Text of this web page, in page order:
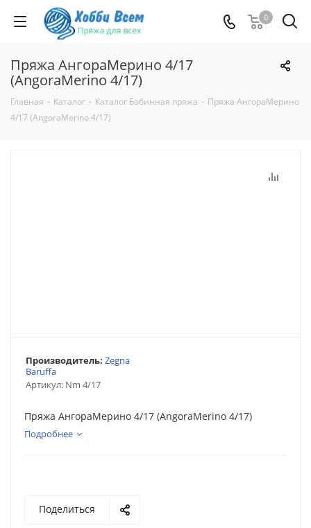
0
Пряжа АнгораМерино 4/17
(AngoraMerino 4/17)
Главная - Каталог - Каталог Бобинная пряжа - Пряжа АнгораМерино
4/17 (AngoraMerino 4/17)
Артикул: Nm 4/17
Производитель: Zegna
Baruffa
Пряжа АнгораМерино 4/17 (AngoraMerino 4/17)
Подробнее
Поделиться